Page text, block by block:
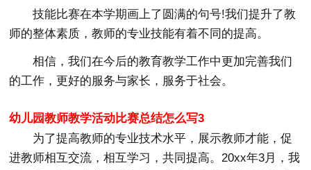
技能比赛在本学期画上了圆满的句号!我们提升了教
师的整体素质，教师的专业技能有着不同的提高。
相信，我们在今后的教育教学工作中更加完善我们
的工作，更好的服务与家长，服务于社会。
幼儿园教师教学活动比赛总结怎么写3
为了提高教师的专业技术水平，展示教师才能，促
进教师相互交流，相互学习，共同提高。20xx年3月，我